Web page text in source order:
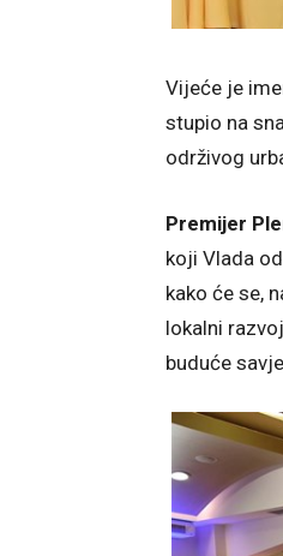
Vijeće je
stupio na
održivog
Premijer
koji Vlada
kako će se,
lokalni
buduće